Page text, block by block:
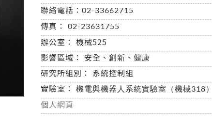
聯絡電話： 02-33662715
傳真： 02-23631755
辦公室： 機械525
影響區域： 安全、創新、健康
研究所組別： 系統控制組
實驗室：
機電與機器人系統實驗室（機械318）
個人網頁